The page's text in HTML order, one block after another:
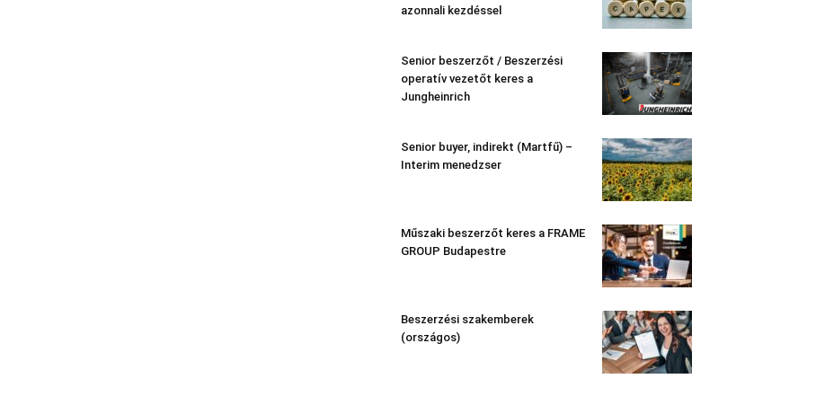
azonnali kezdéssel
Senior beszerzőt / Beszerzési
operatív vezetőt keres a
Jungheinrich
Senior buyer, indirekt (Martfű) –
Interim menedzser
Műszaki beszerzőt keres a FRAME
GROUP Budapestre
Beszerzési szakemberek
(országos)